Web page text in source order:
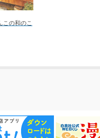
この和のこ